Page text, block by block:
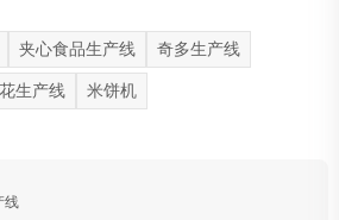
夹心食品生产线 奇多生产线
生产线 米饼机
线